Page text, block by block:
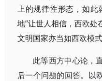
上的规律性形态，如此
地”让世人相信，西欧
文明国家亦当如西欧模式
此等西方中心论，
后一个问题的回答。以